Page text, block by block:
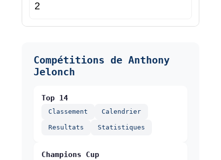
2
Compétitions de Anthony
Jelonch
Top 14
Classement Calendrier
Resultats Statistiques
Champions Cup